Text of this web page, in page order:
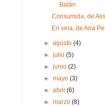
Batán
Consumida, de
En vela, de Ana
►agosto(4)
►julio(5)
►junio(2)
►mayo(3)
►abril(6)
►marzo(8)